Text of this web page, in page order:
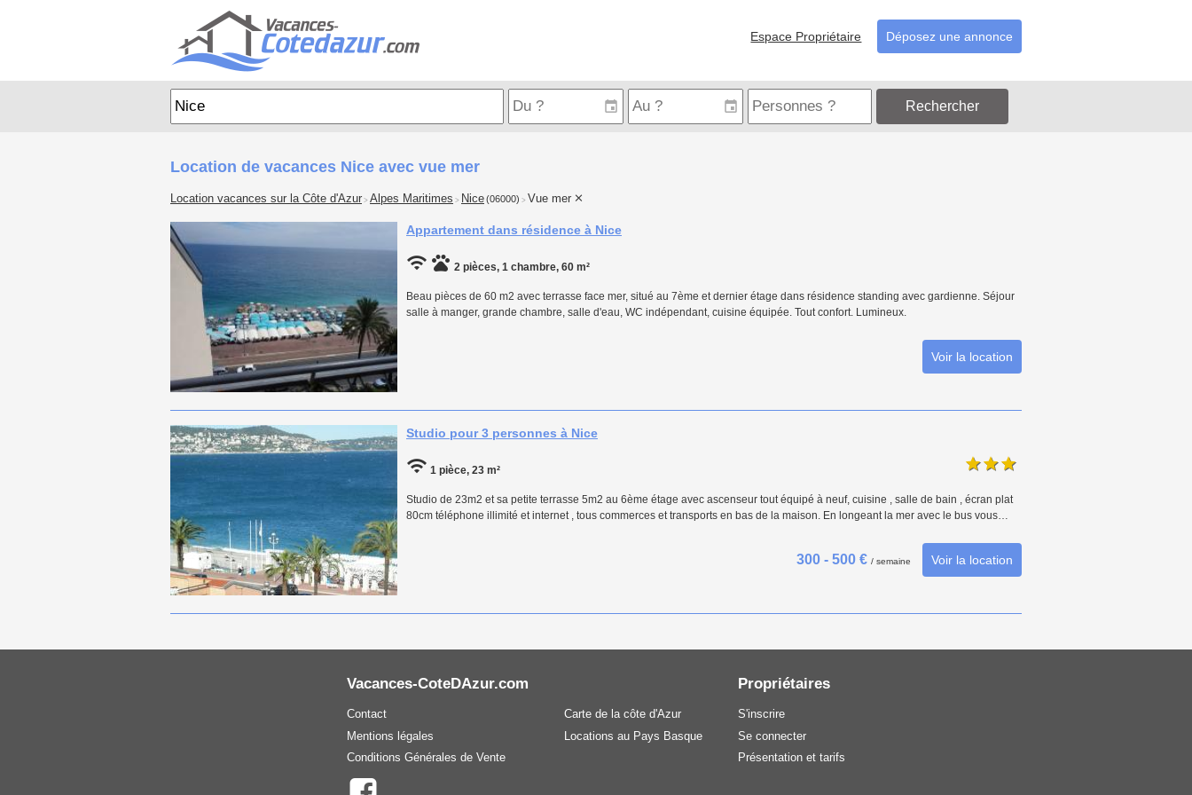
Espace Propriétaire Déposez une annonce
Rechercher
Location de vacances Nice avec vue mer
Location vacances sur la Côte d'Azur > Alpes Maritimes > Nice(06000) > Vue mer
Appartement dans résidence à Nice
2 pièces, 1 chambre, 60 m²
Beau pièces de 60 m2 avec terrasse face mer, situé au 7ème et dernier étage dans résidence standing avec gardienne. Séjour
salle à manger, grande chambre, salle d'eau, WC indépendant, cuisine équipée. Tout confort. Lumineux.
Voir la location
Studio pour 3 personnes à Nice
1 pièce, 23 m²
Studio de 23m2 et sa petite terrasse 5m2 au 6ème étage avec ascenseur tout équipé à neuf, cuisine , salle de bain , écran plat
80cm téléphone illimité et internet , tous commerces et transports en bas de la maison. En longeant la mer avec le bus vous…
300 - 500 € / semaine Voir la location
Vacances-CoteDAzur.com
Contact
Mentions légales
Conditions Générales de Vente
Carte de la côte d'Azur
Locations au Pays Basque
Propriétaires
S'inscrire
Se connecter
Présentation et tarifs